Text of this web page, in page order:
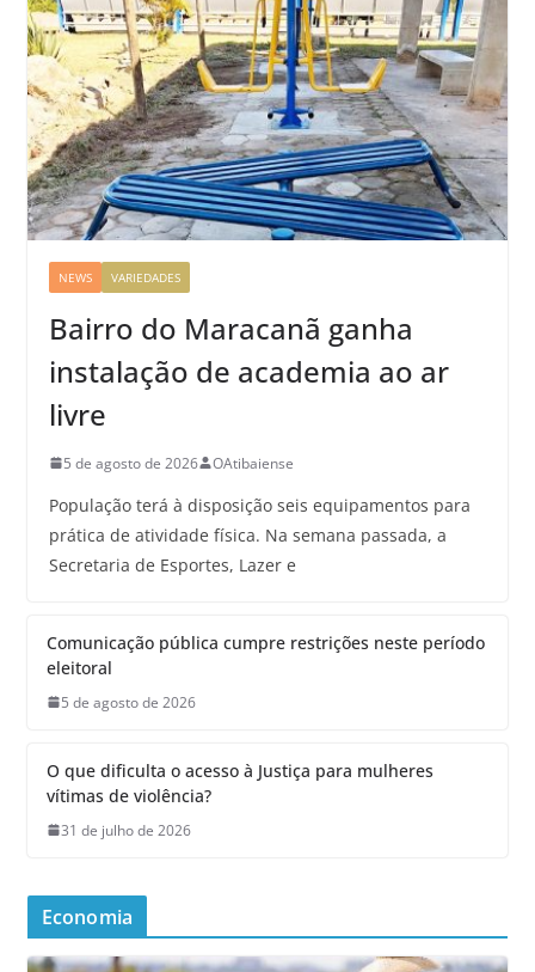
NEWS VARIEDADES
Bairro do Maracanã ganha
instalação de academia ao ar
livre
5 de agosto de 2026 OAtibaiense
População terá à disposição seis equipamentos para
prática de atividade física. Na semana passada, a
Secretaria de Esportes, Lazer e
Comunicação pública cumpre restrições neste período
eleitoral
5 de agosto de 2026
O que dificulta o acesso à Justiça para mulheres
vítimas de violência?
31 de julho de 2026
Economia